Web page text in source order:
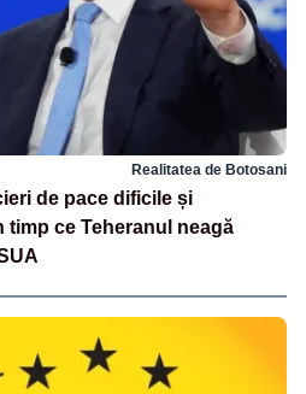
Realitatea de Botosani
de pace dificile și
ce Teheranul neagă